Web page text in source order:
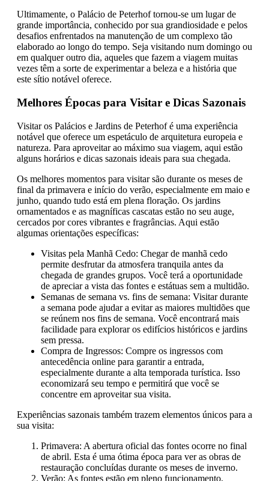
Ultimamente, o Palácio de Peterhof tornou-se um lugar de
grande importância, conhecido por sua grandiosidade e pelos
desafios enfrentados na manutenção de um complexo tão
elaborado ao longo do tempo. Seja visitando num domingo ou
em qualquer outro dia, aqueles que fazem a viagem muitas
vezes têm a sorte de experimentar a beleza e a história que
este sítio notável oferece.
Melhores Épocas para Visitar e Dicas Sazonais
Visitar os Palácios e Jardins de Peterhof é uma experiência
notável que oferece um espetáculo de arquitetura europeia e
natureza. Para aproveitar ao máximo sua viagem, aqui estão
alguns horários e dicas sazonais ideais para sua chegada.
Os melhores momentos para visitar são durante os meses de
final da primavera e início do verão, especialmente em maio e
junho, quando tudo está em plena floração. Os jardins
ornamentados e as magníficas cascatas estão no seu auge,
cercados por cores vibrantes e fragrâncias. Aqui estão
algumas orientações específicas:
Visitas pela Manhã Cedo: Chegar de manhã cedo
permite desfrutar da atmosfera tranquila antes da
chegada de grandes grupos. Você terá a oportunidade
de apreciar a vista das fontes e estátuas sem a multidão.
Semanas de semana vs. fins de semana: Visitar durante
a semana pode ajudar a evitar as maiores multidões que
se reúnem nos fins de semana. Você encontrará mais
facilidade para explorar os edifícios históricos e jardins
sem pressa.
Compra de Ingressos: Compre os ingressos com
antecedência online para garantir a entrada,
especialmente durante a alta temporada turística. Isso
economizará seu tempo e permitirá que você se
concentre em aproveitar sua visita.
Experiências sazonais também trazem elementos únicos para a
sua visita:
Primavera: A abertura oficial das fontes ocorre no final
de abril. Esta é uma ótima época para ver as obras de
restauração concluídas durante os meses de inverno.
Verão: As fontes estão em pleno funcionamento,